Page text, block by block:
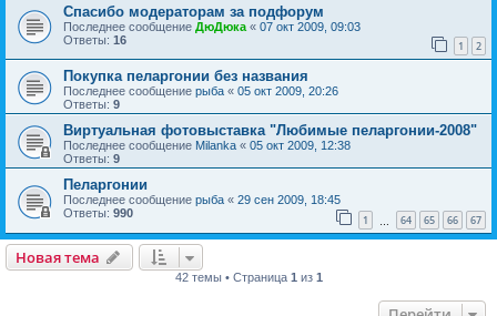
Спасибо модераторам за подфорум
Последнее сообщение ДюДюка « 07 окт 2009, 09:03
Ответы: 16 1 2
Покупка пеларгонии без названия
Последнее сообщение рыба « 05 окт 2009, 20:26
Ответы: 9
Виртуальная фотовыставка "Любимые пеларгонии-2008"
Последнее сообщение Milanka « 05 окт 2009, 12:38
Ответы: 9
Пеларгонии
Последнее сообщение рыба « 29 сен 2009, 18:45
Ответы: 990 1 64 65 66 67
Новая тема
42 темы • Страница 1 из 1